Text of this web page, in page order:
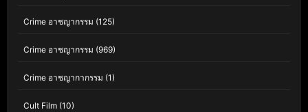
Crime อาชญากรรม (125)
Crime อาชญากรรม (969)
Crime อาชญากากรรม (1)
Cult Film (10)